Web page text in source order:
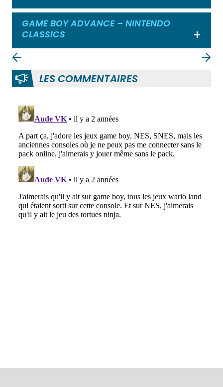
GAME BOY ADVANCE – NINTENDO
CLASSICS
LES COMMENTAIRES